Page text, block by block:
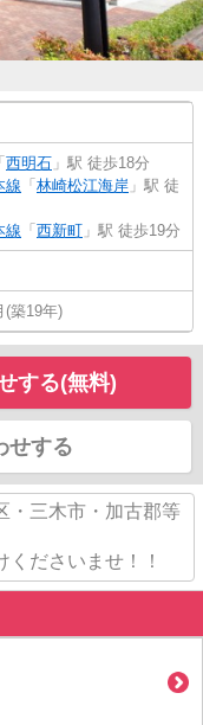
「 西明石 」駅 徒歩18分
線 「 林崎松江海岸 」駅 徒
線 「 西新町 」駅 徒歩19分
(築19年)
する(無料)
せする
三木市・加古郡等
ださいませ！！